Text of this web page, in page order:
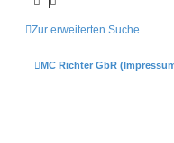
Zur erweiterten Suche
MC Richter GbR